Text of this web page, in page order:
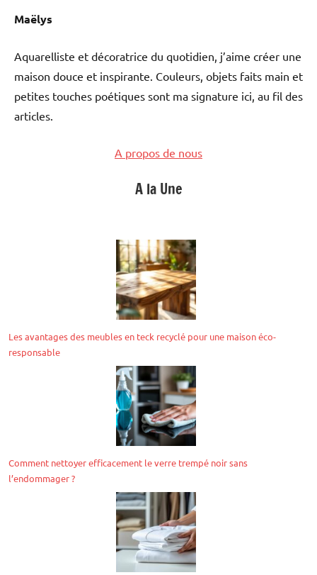
Maëlys
Aquarelliste et décoratrice du quotidien, j’aime créer une
maison douce et inspirante. Couleurs, objets faits main et
petites touches poétiques sont ma signature ici, au fil des
articles.
A propos de nous
A la Une
Les avantages des meubles en teck recyclé pour une maison éco-
responsable
Comment nettoyer efficacement le verre trempé noir sans
l’endommager ?